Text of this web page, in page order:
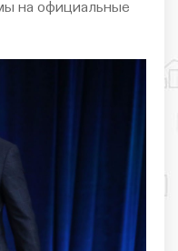
на официальные